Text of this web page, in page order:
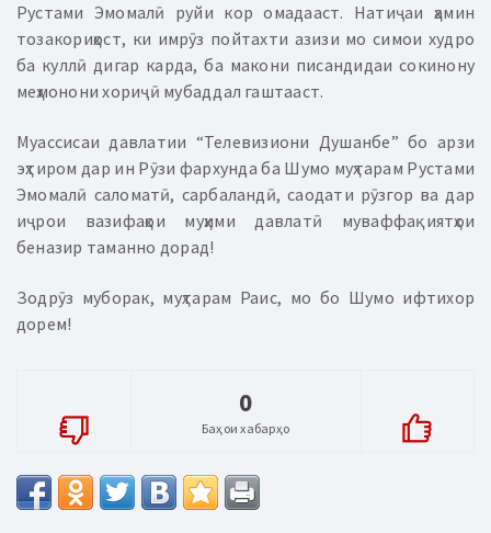
Рустами Эмомалӣ руйи кор омадааст. Натиҷаи ҳамин
тозакориҳост, ки имрӯз пойтахти азизи мо симои худро
ба куллӣ дигар карда, ба макони писандидаи сокинону
меҳмонони хориҷӣ мубаддал гаштааст.
Муассисаи давлатии “Телевизиони Душанбе” бо арзи
эҳтиром дар ин Рӯзи фархунда ба Шумо муҳтарам Рустами
Эмомалӣ саломатӣ, сарбаландӣ, саодати рӯзгор ва дар
иҷрои вазифаҳои муҳими давлатӣ муваффақиятҳои
беназир таманно дорад!
Зодрӯз муборак, муҳтарам Раис, мо бо Шумо ифтихор
дорем!
0
Баҳои хабарҳо